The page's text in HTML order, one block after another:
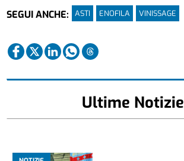
SEGUI ANCHE:
ASTI ENOFILA VINISSAGE
Ultime Notizie